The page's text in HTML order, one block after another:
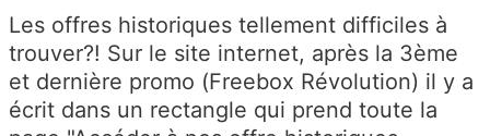
Les offres historiques tellement difficiles à
trouver?! Sur le site internet, après la 3ème
et dernière promo (Freebox Révolution) il y a
écrit dans un rectangle qui prend toute la